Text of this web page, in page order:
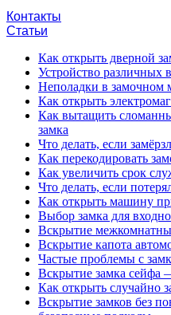
Контакты
Статьи
Как открыть дверной
Устройство различных
Неполадки в замочном
Как открыть
Как вытащить
замка
Что делать, если
Как перекодировать
Как увеличить срок
Что делать, если
Как открыть машину
Выбор замка для
Вскрытие
Вскрытие капота
Частые проблемы с
Вскрытие замка сейфа
Как открыть случайно
Вскрытие замков без